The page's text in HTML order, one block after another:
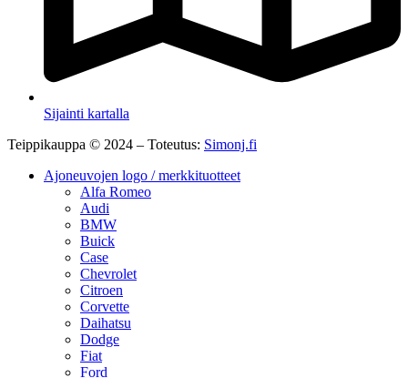
Sijainti kartalla
Teippikauppa © 2024 – Toteutus: Simonj.fi
Ajoneuvojen logo / merkkituotteet
Alfa Romeo
Audi
BMW
Buick
Case
Chevrolet
Citroen
Corvette
Daihatsu
Dodge
Fiat
Ford